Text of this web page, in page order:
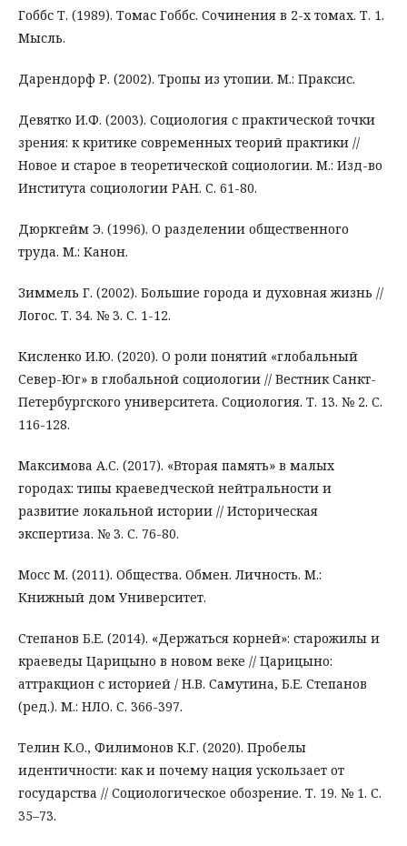
Гоббс Т. (1989). Томас Гоббс. Сочинения в 2-х томах. Т. 1.
Мысль.
Дарендорф Р. (2002). Тропы из утопии. М.: Праксис.
Девятко И.Ф. (2003). Социология с практической точки
зрения: к критике современных теорий практики //
Новое и старое в теоретической социологии. М.: Изд-во
Института социологии РАН. С. 61-80.
Дюркгейм Э. (1996). О разделении общественного
труда. М.: Канон.
Зиммель Г. (2002). Большие города и духовная жизнь //
Логос. Т. 34. № 3. С. 1-12.
Кисленко И.Ю. (2020). О роли понятий «глобальный
Север-Юг» в глобальной социологии // Вестник Санкт-
Петербургского университета. Социология. Т. 13. № 2. С.
116-128.
Максимова А.С. (2017). «Вторая память» в малых
городах: типы краеведческой нейтральности и
развитие локальной истории // Историческая
экспертиза. № 3. С. 76-80.
Мосс М. (2011). Общества. Обмен. Личность. М.:
Книжный дом Университет.
Степанов Б.Е. (2014). «Держаться корней»: старожилы и
краеведы Царицыно в новом веке // Царицыно:
аттракцион с историей / Н.В. Самутина, Б.Е. Степанов
(ред.). М.: НЛО. С. 366-397.
Телин К.О., Филимонов К.Г. (2020). Пробелы
идентичности: как и почему нация ускользает от
государства // Социологическое обозрение. Т. 19. № 1. С.
35–73.